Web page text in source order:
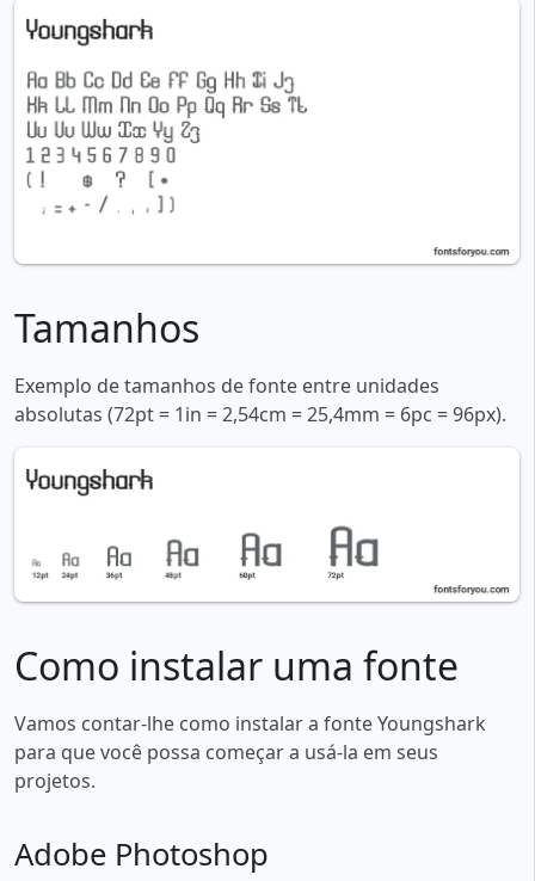
Tamanhos
Exemplo de tamanhos de fonte entre unidades
absolutas (72pt = 1in = 2,54cm = 25,4mm = 6pc = 96px).
Como instalar uma fonte
Vamos contar-lhe como instalar a fonte Youngshark
para que você possa começar a usá-la em seus
projetos.
Adobe Photoshop